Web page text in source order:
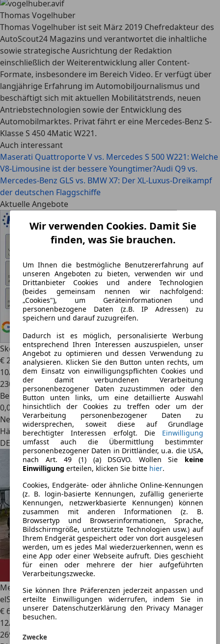
Wir verwenden Cookies. Damit Sie
finden, was Sie brauchen.
Um Ihnen die bestmögliche Benutzererfahrung auf
unseren Angeboten zu bieten, verwenden wir und
Drittanbieter Cookies und andere Technologien
(beides gemeinsam nennen wir nachfolgend:
„Cookies"), um Geräteinformationen und
personenbezogene Daten (z.B. IP Adressen) zu
speichern und darauf zuzugreifen.
Dadurch ist es möglich, personalisierte Werbung
entsprechend Ihren Interessen auszuspielen, unser
Angebot zu optimieren und dessen Verwendung zu
analysieren. Klicken Sie den Button unten rechts, um
dem Einsatz von einwilligungspflichten Cookies und
der damit verbundenen Verarbeitung
personenbezogener Daten zuzustimmen oder den
Button unten links, um eine detaillierte Auswahl
hinsichtlich der Cookies zu treffen oder um der
Verarbeitung personenbezogener Daten zu
widersprechen, soweit diese auf Grundlage
berechtigter Interessen erfolgt. Die Einwilligung
umfasst auch die Übermittlung bestimmter
personenbezogener Daten in Drittländer, u.a. die USA,
nach Art. 49 (1) (a) DSGVO. Wollen Sie keine
Einwilligung erteilen, klicken Sie bitte hier.
Cookies, Endgeräte- oder ähnliche Online-Kennungen
(z. B. login-basierte Kennungen, zufällig generierte
Kennungen, netzwerkbasierte Kennungen) können
zusammen mit anderen Informationen (z. B.
Browsertyp und Browserinformationen, Sprache,
Bildschirmgröße, unterstützte Technologien usw.) auf
Ihrem Endgerät gespeichert oder von dort ausgelesen
werden, um es jedes Mal wiederzuerkennen, wenn es
eine App oder einer Webseite aufruft. Dies geschieht
für einen oder mehrere der hier aufgeführten
Verarbeitungszwecke.
Sie können Ihre Präferenzen jederzeit anpassen und
erteilte Einwilligungen widerrufen, indem Sie in
unserer Datenschutzerklärung den Privacy Manager
besuchen.
Zwecke
Thomas Vogelhuber
Thomas Vogelhuber ist seit März 2019 Chefredakteur des
AutoScout24 Magazins und verantwortet die inhaltliche
sowie strategische Ausrichtung der Redaktion
einschließlich der Weiterentwicklung aller Content-
Formate, insbesondere im Bereich Video. Er verfügt über
langjährige Erfahrung im Automobiljournalismus und
beschäftigt sich mit aktuellen Mobilitätstrends, neuen
Antriebstechnologien sowie der Entwicklung des
Automobilmarktes. Privat fährt er eine Mercedes-Benz S-
Klasse S 450 4Matic W221.
Auch interessant
Maserati Quattroporte V vs. Mercedes S 500 W221: Welche
V8-Limousine ist der bessere Youngtimer?Audi Q9 vs.
Mercedes-Benz GLS vs. BMW X7: Der XL-Luxus-Dreikampf
der deutschen Flaggschiffe
Aktuelle Angebote
Skoda Rapid/SpacebackStyle Tüv 10-2027
€ 2.900
10/2014
230.276 km
Benzin
0,0 l/100 km (komb.)
Neu
Händler
DE 38444
Mercedes-Benz C 220 T CDI Avantgarde
elSD*Navi*Leder*2xSHZ*PDC
€ 6.790
12/2014
269.000 km